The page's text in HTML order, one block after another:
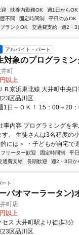
扶養内勤務OK 週1日からOK
不問 固定時間制 平日のみOK
ブランクOK 交通費支給 週2・3
アルバイト・パート
対象のプログラミ
町
以上
Ｒ京浜東北線 大井町中央
23区品川区
1日～ＯＫ！ 15：00～20
事内容 プログラミングを
す。 生徒さんは3名程度の
には＞ ・子どもが自宅で
フリーター歓迎 固定時間制 平
通費支給 長期歓迎 週2・3日か
ト
パオマーラータン)
町店
以上
セス 大井町駅より徒歩3分
23区品川区